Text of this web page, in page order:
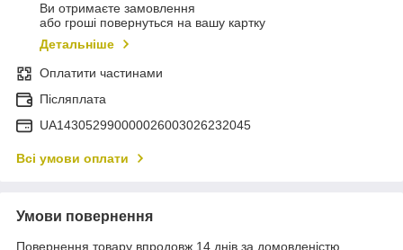
Ви отримаєте замовлення
або гроші повернуться на вашу картку
Детальніше
Оплатити частинами
Післяплата
UA143052990000026003026232045
Всі умови оплати
Умови повернення
Повернення товару впродовж 14 днів за домовленістю